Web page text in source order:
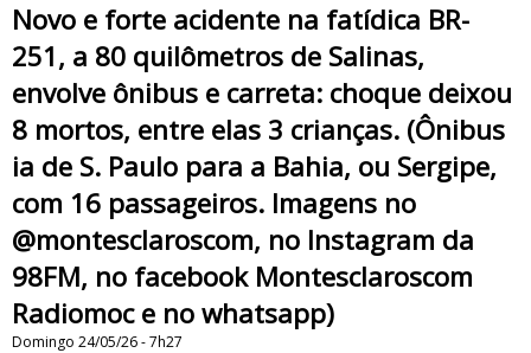
Novo e forte acidente na fatídica BR-
251, a 80 quilômetros de Salinas,
envolve ônibus e carreta: choque deixou
8 mortos, entre elas 3 crianças. (Ônibus
ia de S. Paulo para a Bahia, ou Sergipe,
com 16 passageiros. Imagens no
@montesclaroscom, no Instagram da
98FM, no facebook Montesclaroscom
Radiomoc e no whatsapp)
Domingo 24/05/26 - 7h27